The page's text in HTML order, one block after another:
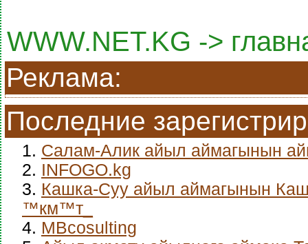
WWW.NET.KG ->
Реклама:
Последние
1. Салам-Алик айыл аймагынын
2. INFOGO.kg
3. Кашка-Суу айыл аймагынын
™км™т_
4. MBcosulting